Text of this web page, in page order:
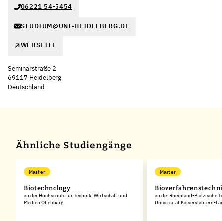
06221 54-5454
STUDIUM@UNI-HEIDELBERG.DE
WEBSEITE
Seminarstraße 2
69117 Heidelberg
Deutschland
Ähnliche Studiengänge
Master
Biotechnology
an der Hochschule für Technik, Wirtschaft und
Medien Offenburg
Master
an der Rheinland-Pfälzische
Universität Kaiserslautern-